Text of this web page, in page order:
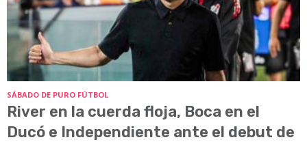
SÁBADO DE PURO FÚTBOL
River en la cuerda floja, Boca en el
Ducó e Independiente ante el debut de